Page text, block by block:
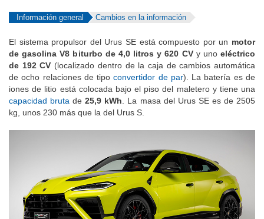
Información general Cambios en la información
El sistema propulsor del Urus SE está compuesto por un motor
de gasolina V8 biturbo de 4,0 litros y 620 CVy uno eléctrico
de 192 CV (localizado dentro de la caja de cambios automática
de ocho relaciones de tipoconvertidor de par). La batería es de
iones de litio está colocada bajo el piso del maletero y tiene una
capacidad bruta de25,9 kWh. La masa del Urus SE es de 2505
kg, unos 230 más que la del Urus S.